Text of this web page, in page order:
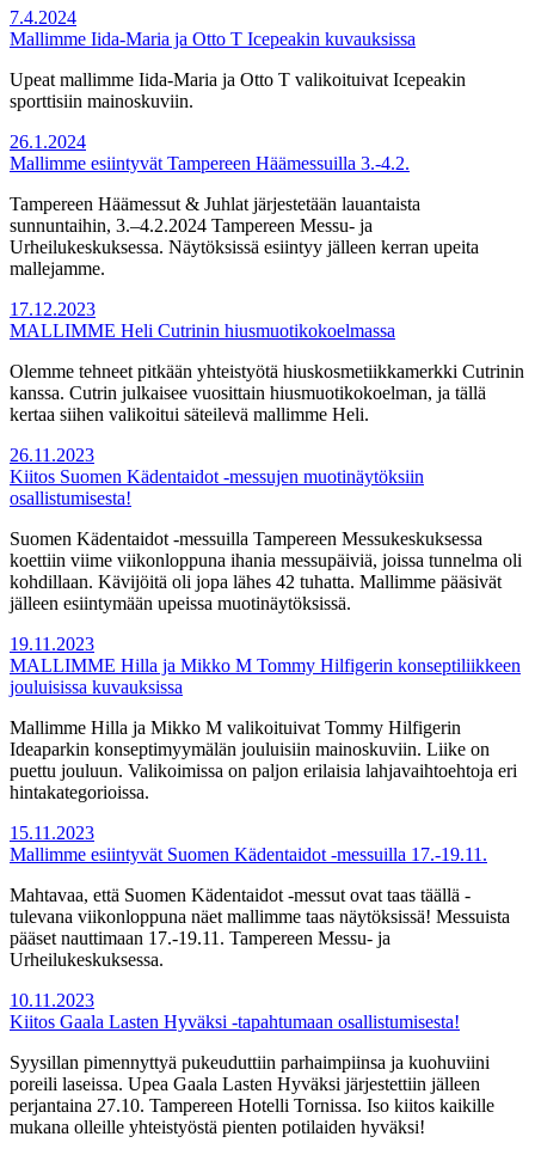
7.4.2024
Mallimme Iida-Maria ja Otto T Icepeakin kuvauksissa
Upeat mallimme Iida-Maria ja Otto T valikoituivat Icepeakin
sporttisiin mainoskuviin.
26.1.2024
Mallimme esiintyvät Tampereen Häämessuilla 3.-4.2.
Tampereen Häämessut & Juhlat järjestetään lauantaista
sunnuntaihin, 3.–4.2.2024 Tampereen Messu- ja
Urheilukeskuksessa. Näytöksissä esiintyy jälleen kerran upeita
mallejamme.
17.12.2023
MALLIMME Heli Cutrinin hiusmuotikokoelmassa
Olemme tehneet pitkään yhteistyötä hiuskosmetiikkamerkki Cutrinin
kanssa. Cutrin julkaisee vuosittain hiusmuotikokoelman, ja tällä
kertaa siihen valikoitui säteilevä mallimme Heli.
26.11.2023
Kiitos Suomen Kädentaidot -messujen muotinäytöksiin
osallistumisesta!
Suomen Kädentaidot -messuilla Tampereen Messukeskuksessa
koettiin viime viikonloppuna ihania messupäiviä, joissa tunnelma oli
kohdillaan. Kävijöitä oli jopa lähes 42 tuhatta. Mallimme pääsivät
jälleen esiintymään upeissa muotinäytöksissä.
19.11.2023
MALLIMME Hilla ja Mikko M Tommy Hilfigerin konseptiliikkeen
jouluisissa kuvauksissa
Mallimme Hilla ja Mikko M valikoituivat Tommy Hilfigerin
Ideaparkin konseptimyymälän jouluisiin mainoskuviin. Liike on
puettu jouluun. Valikoimissa on paljon erilaisia lahjavaihtoehtoja eri
hintakategorioissa.
15.11.2023
Mallimme esiintyvät Suomen Kädentaidot -messuilla 17.-19.11.
Mahtavaa, että Suomen Kädentaidot -messut ovat taas täällä -
tulevana viikonloppuna näet mallimme taas näytöksissä! Messuista
pääset nauttimaan 17.-19.11. Tampereen Messu- ja
Urheilukeskuksessa.
10.11.2023
Kiitos Gaala Lasten Hyväksi -tapahtumaan osallistumisesta!
Syysillan pimennyttyä pukeuduttiin parhaimpiinsa ja kuohuviini
poreili laseissa. Upea Gaala Lasten Hyväksi järjestettiin jälleen
perjantaina 27.10. Tampereen Hotelli Tornissa. Iso kiitos kaikille
mukana olleille yhteistyöstä pienten potilaiden hyväksi!